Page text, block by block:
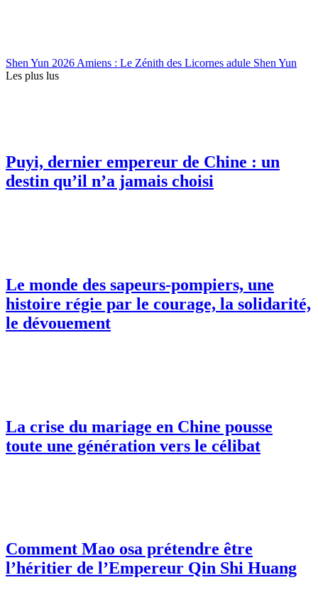
Shen Yun 2026 Amiens : Le Zénith des Licornes adule Shen Yun
Les plus lus
Puyi, dernier empereur de Chine : un
destin qu’il n’a jamais choisi
Le monde des sapeurs-pompiers, une
histoire régie par le courage, la solidarité,
le dévouement
La crise du mariage en Chine pousse
toute une génération vers le célibat
Comment Mao osa prétendre être
l’héritier de l’Empereur Qin Shi Huang